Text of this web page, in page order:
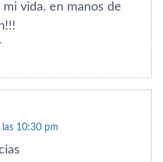
vida. en manos de
10:30 pm